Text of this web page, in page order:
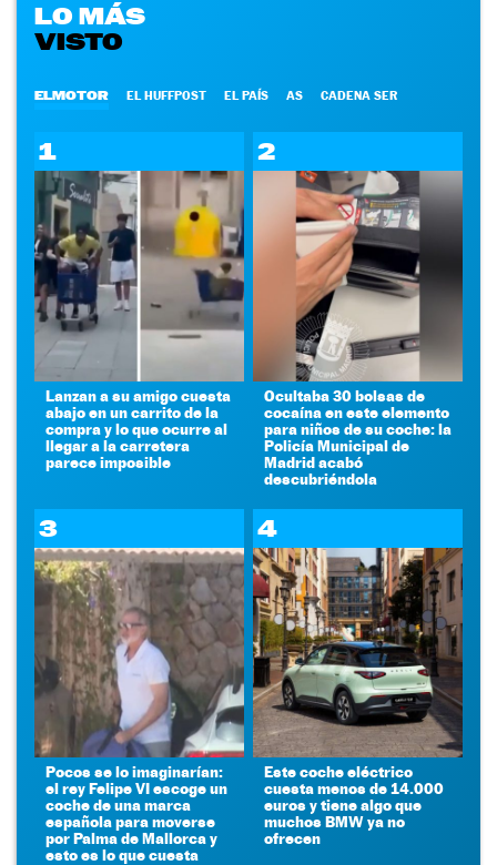
LO MÁS
VISTO
ELMOTOR EL HUFFPOST EL PAÍS AS CADENA SER
1
Lanzan a su amigo cuesta
abajo en un carrito de la
compra y lo que ocurre al
llegar a la carretera
parece imposible
2
Ocultaba 30 bolsas de
cocaína en este elemento
para niños de su coche: la
Policía Municipal de
Madrid acabó
descubriéndola
3
Pocos se lo imaginarían:
el rey Felipe VI escoge un
coche de una marca
española para moverse
por Palma de Mallorca y
esto es lo que cuesta
4
Este coche eléctrico
cuesta menos de 14.000
euros y tiene algo que
muchos BMW ya no
ofrecen